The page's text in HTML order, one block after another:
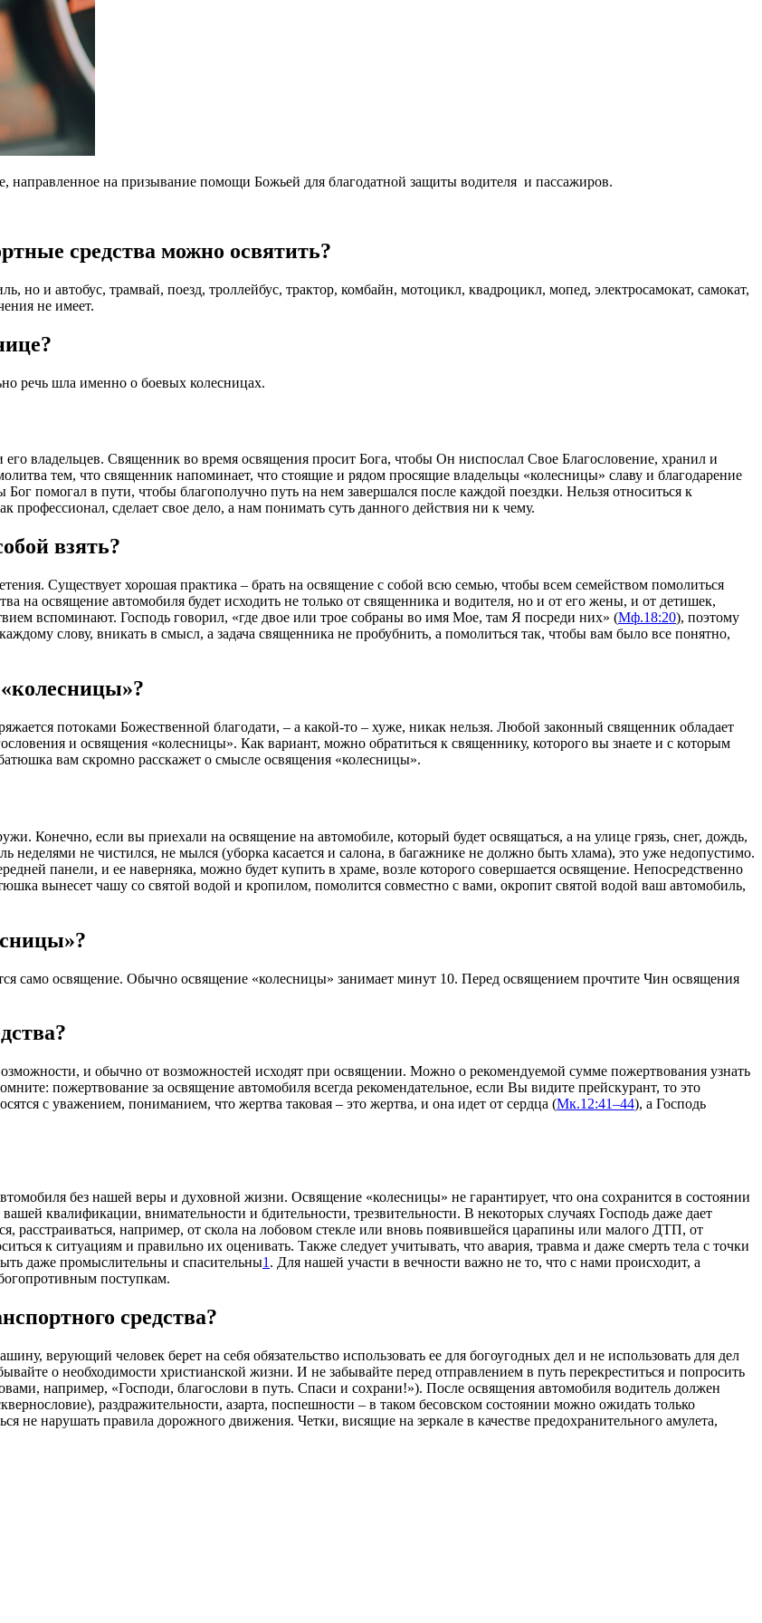
направленное на призывание помощи Божьей для благодатной защиты водителя и пассажиров.
средства можно освятить?
и автобус, трамвай, поезд, троллейбус, трактор, комбайн, мотоцикл, квадроцикл, мопед, электросамокат, самокат,
не имеет.
речь шла именно о боевых колесницах.
владельцев. Священник во время освящения просит Бога, чтобы Он ниспослал Свое Благословение, хранил и
тем, что священник напоминает, что стоящие и рядом просящие владельцы «колесницы» славу и благодарение
помогал в пути, чтобы благополучно путь на нем завершался после каждой поездки. Нельзя относиться к
сделает свое дело, а нам понимать суть данного действия ни к чему.
взять?
Существует хорошая практика – брать на освящение с собой всю семью, чтобы всем семейством помолиться
на освящение автомобиля будет исходить не только от священника и водителя, но и от его жены, и от детишек,
вспоминают. Господь говорил, «где двое или трое собраны во имя Мое, там Я посреди них» (Мф.18:20), поэтому
слову, вникать в смысл, а задача священника не пробубнить, а помолиться так, чтобы вам было все понятно,
потоками Божественной благодати, – а какой-то – хуже, никак нельзя. Любой законный священник обладает
и освящения «колесницы». Как вариант, можно обратиться к священнику, которого вы знаете и с которым
вам скромно расскажет о смысле освящения «колесницы».
Конечно, если вы приехали на освящение на автомобиле, который будет освящаться, а на улице грязь, снег, дождь,
неделями не чистился, не мылся (уборка касается и салона, в багажнике не должно быть хлама), это уже недопустимо.
панели, и ее наверняка, можно будет купить в храме, возле которого совершается освящение. Непосредственно
вынесет чашу со святой водой и кропилом, помолится совместно с вами, окропит святой водой ваш автомобиль,
само освящение. Обычно освящение «колесницы» занимает минут 10. Перед освящением прочтите Чин освящения
и обычно от возможностей исходят при освящении. Можно о рекомендуемой сумме пожертвования узнать
пожертвование за освящение автомобиля всегда рекомендательное, если Вы видите прейскурант, то это
с уважением, пониманием, что жертва таковая – это жертва, и она идет от сердца (Мк.12:41–44), а Господь
без нашей веры и духовной жизни. Освящение «колесницы» не гарантирует, что она сохранится в состоянии
квалификации, внимательности и бдительности, трезвительности. В некоторых случаях Господь даже дает
расстраиваться, например, от скола на лобовом стекле или вновь появившейся царапины или малого ДТП, от
к ситуациям и правильно их оценивать. Также следует учитывать, что авария, травма и даже смерть тела с точки
даже промыслительны и спасительны1 . Для нашей участи в вечности важно не то, что с нами происходит, а
поступкам.
средства?
верующий человек берет на себя обязательство использовать ее для богоугодных дел и не использовать для дел
о необходимости христианской жизни. И не забывайте перед отправлением в путь перекреститься и попросить
например, «Господи, благослови в путь. Спаси и сохрани!»). После освящения автомобиля водитель должен
раздражительности, азарта, поспешности – в таком бесовском состоянии можно ожидать только
не нарушать правила дорожного движения. Четки, висящие на зеркале в качестве предохранительного амулета,